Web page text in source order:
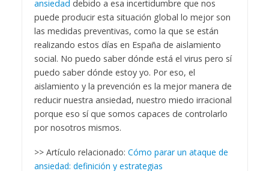
ansiedad debido a esa incertidumbre que nos
puede producir esta situación global lo mejor son
las medidas preventivas, como la que se están
realizando estos días en España de aislamiento
social. No puedo saber dónde está el virus pero sí
puedo saber dónde estoy yo. Por eso, el
aislamiento y la prevención es la mejor manera de
reducir nuestra ansiedad, nuestro miedo irracional
porque eso sí que somos capaces de controlarlo
por nosotros mismos.
>> Artículo relacionado: Cómo parar un ataque de
ansiedad: definición y estrategias